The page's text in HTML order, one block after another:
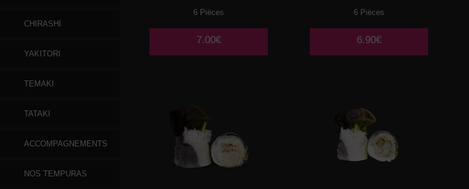
CHIRASHI
YAKITORI
TEMAKI
TATAKI
ACCOMPAGNEMENTS
NOS TEMPURAS
6 Pièces
7.00€
6 Pièces
6.90€